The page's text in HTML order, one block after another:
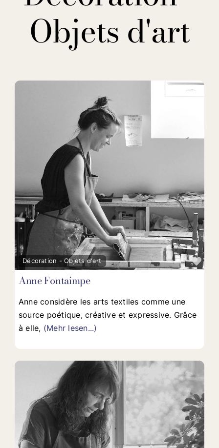
Objets d'art
Décoration - Objets d'art
Anne Fontaimpe
Anne considère les arts textiles comme une
source poétique, créative et expressive. Grâce
à elle, (Mehr lesen...)